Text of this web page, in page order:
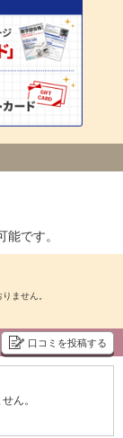
です。
ません。
口コミを投稿する
ん。